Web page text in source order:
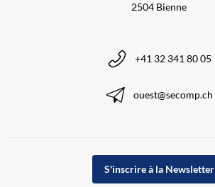
2504 Bienne
+41 32 341 80 05
ouest@secomp.ch
S'inscrire à la Newsletter